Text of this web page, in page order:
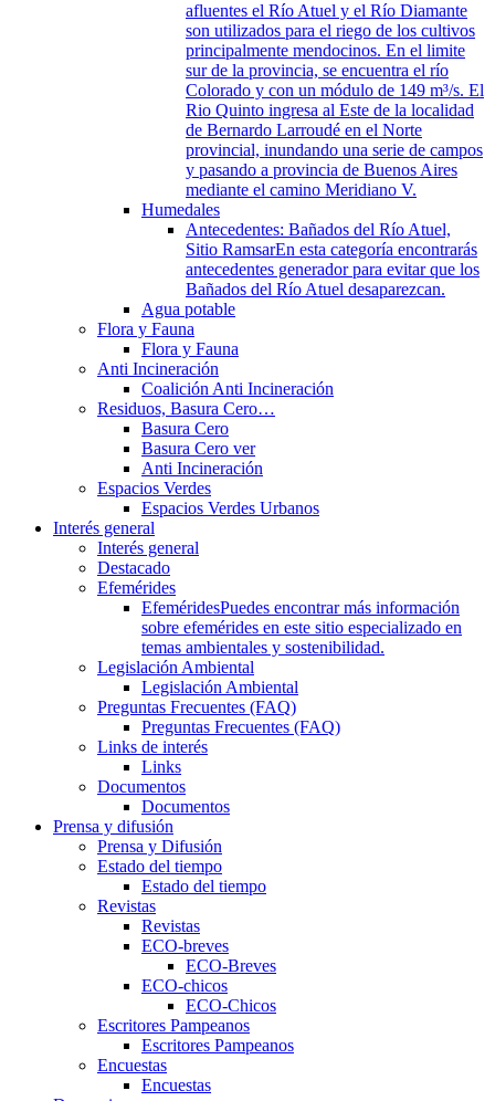
afluentes el Río Atuel y el Río Diamante
son utilizados para el riego de los cultivos
principalmente mendocinos. En el limite
sur de la provincia, se encuentra el río
Colorado y con un módulo de 149 m³/s. El
Rio Quinto ingresa al Este de la localidad
de Bernardo Larroudé en el Norte
provincial, inundando una serie de campos
y pasando a provincia de Buenos Aires
mediante el camino Meridiano V.
Humedales
Antecedentes: Bañados del Río Atuel,
Sitio RamsarEn esta categoría encontrarás
antecedentes generador para evitar que los
Bañados del Río Atuel desaparezcan.
Agua potable
Flora y Fauna
Flora y Fauna
Anti Incineración
Coalición Anti Incineración
Residuos, Basura Cero…
Basura Cero
Basura Cero ver
Anti Incineración
Espacios Verdes
Espacios Verdes Urbanos
Interés general
Interés general
Destacado
Efemérides
EfeméridesPuedes encontrar más información
sobre efemérides en este sitio especializado en
temas ambientales y sostenibilidad.
Legislación Ambiental
Legislación Ambiental
Preguntas Frecuentes (FAQ)
Preguntas Frecuentes (FAQ)
Links de interés
Links
Documentos
Documentos
Prensa y difusión
Prensa y Difusión
Estado del tiempo
Estado del tiempo
Revistas
Revistas
ECO-breves
ECO-Breves
ECO-chicos
ECO-Chicos
Escritores Pampeanos
Escritores Pampeanos
Encuestas
Encuestas